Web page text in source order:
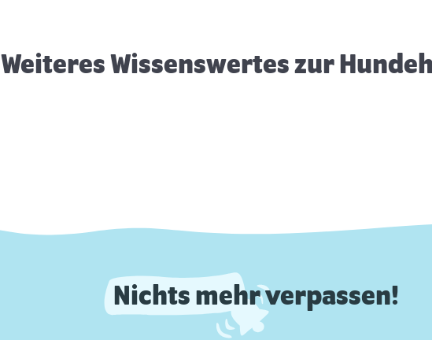
Weiteres Wissenswertes zur
Nichts mehr verpassen!